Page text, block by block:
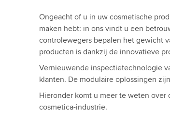
Ongeacht of u in uw cosmetische
maken hebt: in ons vindt u een
controlewegers bepalen het gewicht
producten is dankzij de innovatieve
Vernieuwende inspectietechnologie
klanten. De modulaire oplossingen
Hieronder komt u meer te weten
cosmetica-industrie.